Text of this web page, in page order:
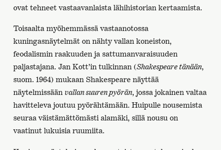
ovat tehneet vastaavanlaista lähihistorian kertaamista.
Toisaalta myöhemmässä vastaanotossa
kuningasnäytelmät on nähty vallan koneiston,
feodalismin raakuuden ja sattumanvaraisuuden
paljastajana. Jan Kott’in tulkinnan (Shakespeare tänään,
suom. 1964) mukaan Shakespeare näyttää
näytelmissään vallan suuren pyörän, jossa jokainen valtaa
havitteleva joutuu pyörähtämään. Huipulle nousemista
seuraa väistämättömästi alamäki, sillä nousu on
vaatinut lukuisia ruumiita.